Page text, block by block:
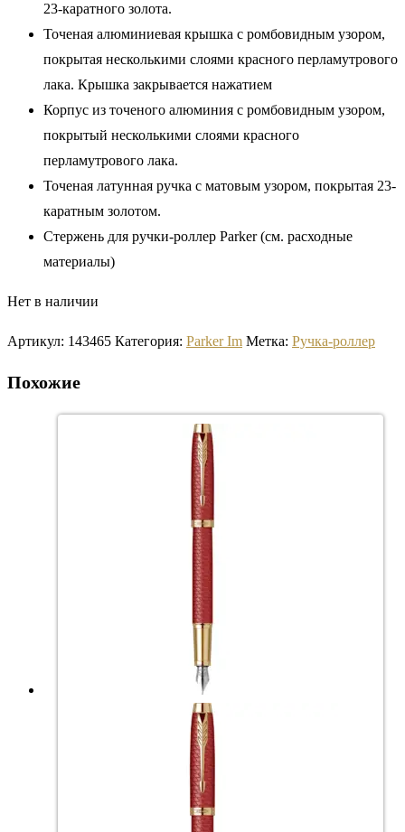
23-каратного золота.
Точеная алюминиевая крышка с ромбовидным узором,
покрытая несколькими слоями красного перламутрового
лака. Крышка закрывается нажатием
Корпус из точеного алюминия с ромбовидным узором,
покрытый несколькими слоями красного
перламутрового лака.
Точеная латунная ручка с матовым узором, покрытая 23-
каратным золотом.
Стержень для ручки-роллер Parker (см. расходные
материалы)
Нет в наличии
Артикул: 143465 Категория: Parker Im Метка: Ручка-роллер
Похожие